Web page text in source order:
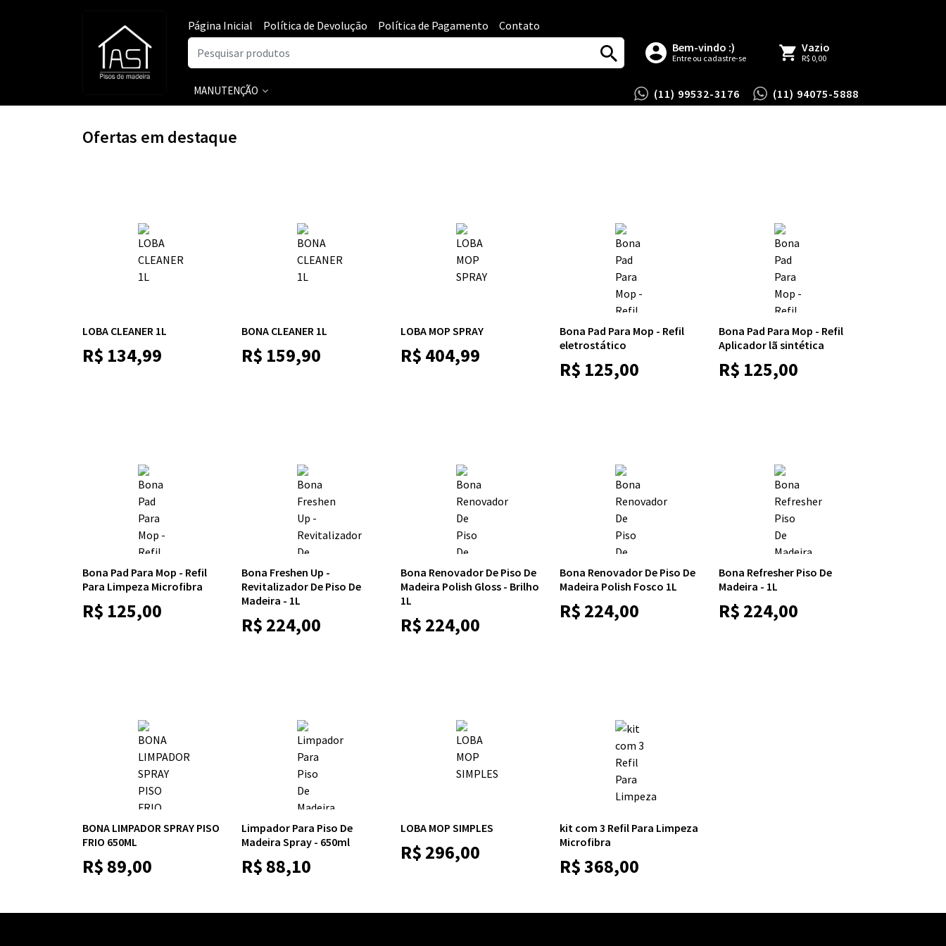
Página Inicial Política de Devolução Política de Pagamento
Contato
Bem-vindo :)
Entre ou cadastre-se
Vazio
R$ 0,00
MANUTENÇÃO (11) 99532-3176 (11) 94075-5888
Ofertas em destaque
LOBA CLEANER 1L
R$ 134,99
BONA CLEANER 1L
R$ 159,90
LOBA MOP SPRAY
R$ 404,99
Bona Pad Para Mop - Refil
eletrostático
R$ 125,00
Bona Pad Para Mop - Refil
Aplicador lã sintética
R$ 125,00
Bona Pad Para Mop - Refil
Para Limpeza Microfibra
R$ 125,00
Bona Freshen Up -
Revitalizador De Piso De
Madeira - 1L
R$ 224,00
Bona Renovador De Piso De
Madeira Polish Gloss - Brilho
1L
R$ 224,00
Bona Renovador De Piso De
Madeira Polish Fosco 1L
R$ 224,00
Bona Refresher Piso De
Madeira - 1L
R$ 224,00
BONA LIMPADOR SPRAY PISO
FRIO 650ML
R$ 89,00
Limpador Para Piso De
Madeira Spray - 650ml
R$ 88,10
LOBA MOP SIMPLES
R$ 296,00
kit com 3 Refil Para Limpeza
Microfibra
R$368,00